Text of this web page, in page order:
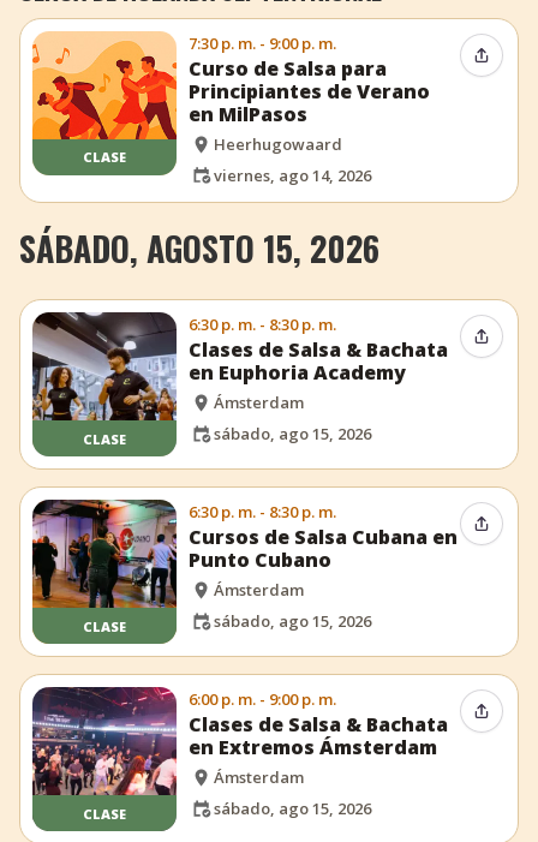
CLASE
7:30 p. m. - 9:00 p. m.
Curso de Salsa para
Principiantes de Verano
en MilPasos
Heerhugowaard
viernes, ago 14, 2026
SÁBADO, AGOSTO 15, 2026
CLASE
6:30 p. m. - 8:30 p. m.
Clases de Salsa & Bachata
en Euphoria Academy
Ámsterdam
sábado, ago 15, 2026
CLASE
6:30 p. m. - 8:30 p. m.
Cursos de Salsa Cubana en
Punto Cubano
Ámsterdam
sábado, ago 15, 2026
CLASE
6:00 p. m. - 9:00 p. m.
Clases de Salsa & Bachata
en Extremos Ámsterdam
Ámsterdam
sábado, ago 15, 2026